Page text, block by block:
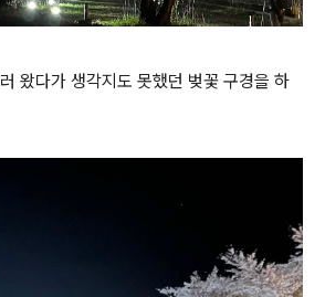
왔다가 생각지도 못했던 벚꽃 구경을 하